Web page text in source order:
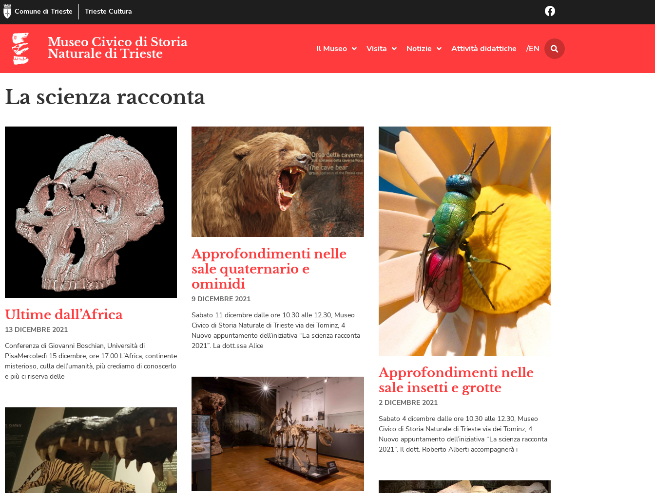
Comune di Trieste Trieste Cultura
Museo Civico di Storia
Naturale di Trieste
Il Museo Visita Notizie Attività didattiche /EN
La scienza racconta
Ultime dall’Africa
13 DICEMBRE 2021
Conferenza di Giovanni Boschian, Università di
PisaMercoledì 15 dicembre, ore 17.00 L’Africa, continente
misterioso, culla dell’umanità, più crediamo di conoscerlo
e più ci riserva delle
Approfondimenti nelle
sale quaternario e
ominidi
9 DICEMBRE 2021
Sabato 11 dicembre dalle ore 10.30 alle 12.30, Museo
Civico di Storia Naturale di Trieste via dei Tominz, 4
Nuovo appuntamento dell’iniziativa “La scienza racconta
2021”. La dott.ssa Alice
Approfondimenti nelle
sale insetti e grotte
2 DICEMBRE 2021
Sabato 4 dicembre dalle ore 10.30 alle 12.30, Museo
Civico di Storia Naturale di Trieste via dei Tominz, 4
Nuovo appuntamento dell’iniziativa “La scienza racconta
2021”. Il dott. Roberto Alberti accompagnerà i